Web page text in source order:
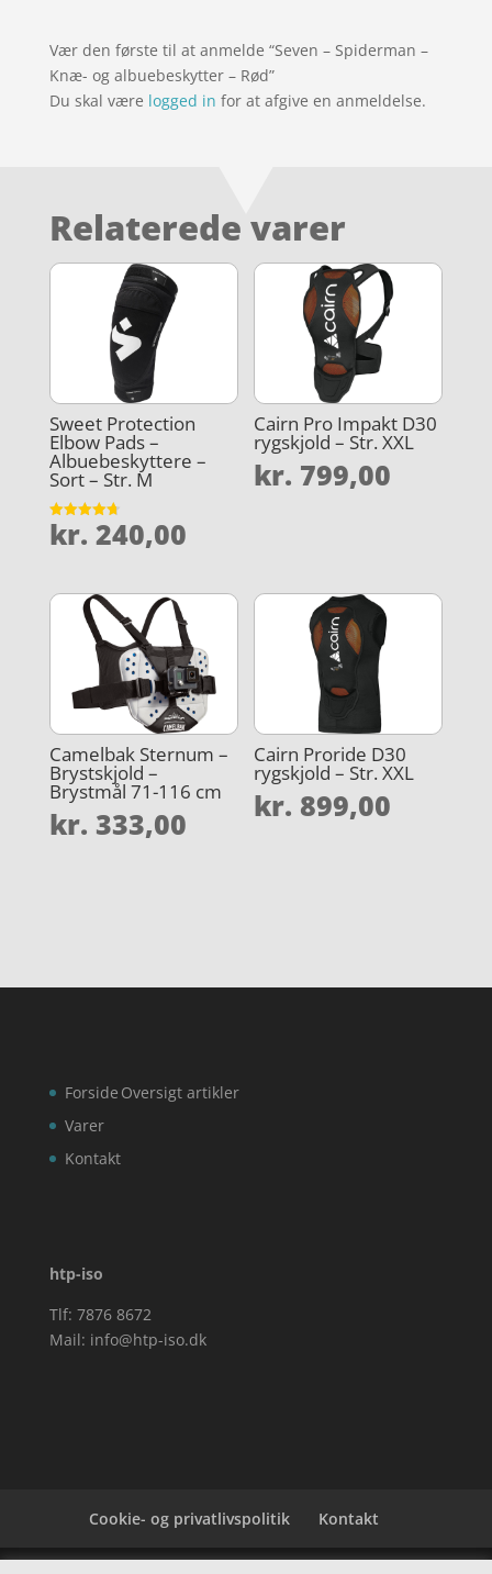
Vær den første til at anmelde “Seven – Spiderman –
Knæ- og albuebeskytter – Rød”
Du skal være logged in for at afgive en anmeldelse.
Relaterede varer
Sweet Protection
Elbow Pads –
Albuebeskyttere –
Sort – Str. M
Vurderet
4.7
kr. 240,00
Cairn Pro Impakt D30
rygskjold – Str. XXL
kr. 799,00
Camelbak Sternum –
Brystskjold –
Brystmål 71-116 cm
kr. 333,00
Cairn Proride D30
rygskjold – Str. XXL
kr. 899,00
Forside
Varer
Kontakt
Oversigt artikler
htp-iso
Tlf: 7876 8672
Mail: info@htp-iso.dk
Cookie- og privatlivspolitik Kontakt